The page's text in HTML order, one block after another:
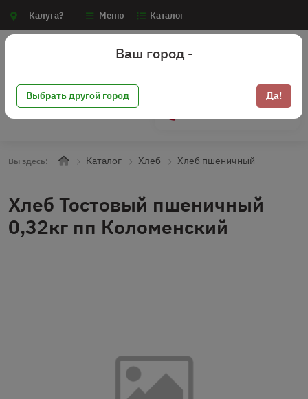
Калуга? Меню Каталог
Вы здесь: Каталог Хлеб Хлеб пшеничный
Хлеб Тостовый пшеничный
0,32кг пп Коломенский
Ваш город -
Выбрать другой город Да!